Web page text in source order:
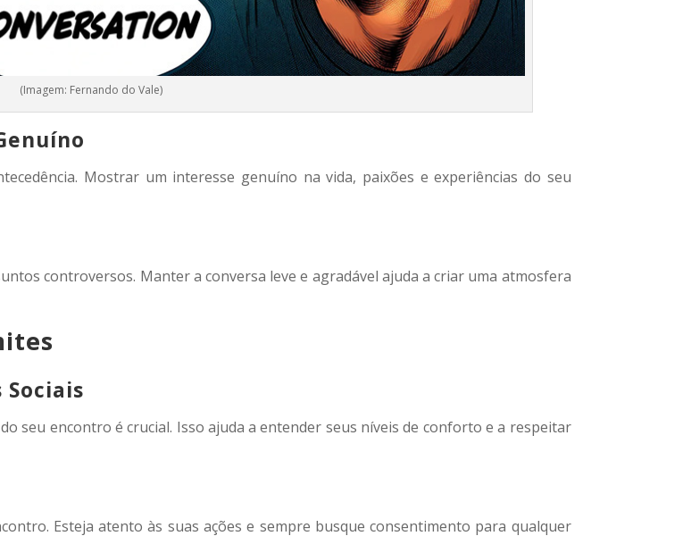
(Imagem: Fernando do Vale)
Mostrar um interesse genuíno na vida, paixões e experiências do seu
controversos. Manter a conversa leve e agradável ajuda a criar uma atmosfera
seu encontro é crucial. Isso ajuda a entender seus níveis de conforto e a respeitar
Esteja atento às suas ações e sempre busque consentimento para qualquer